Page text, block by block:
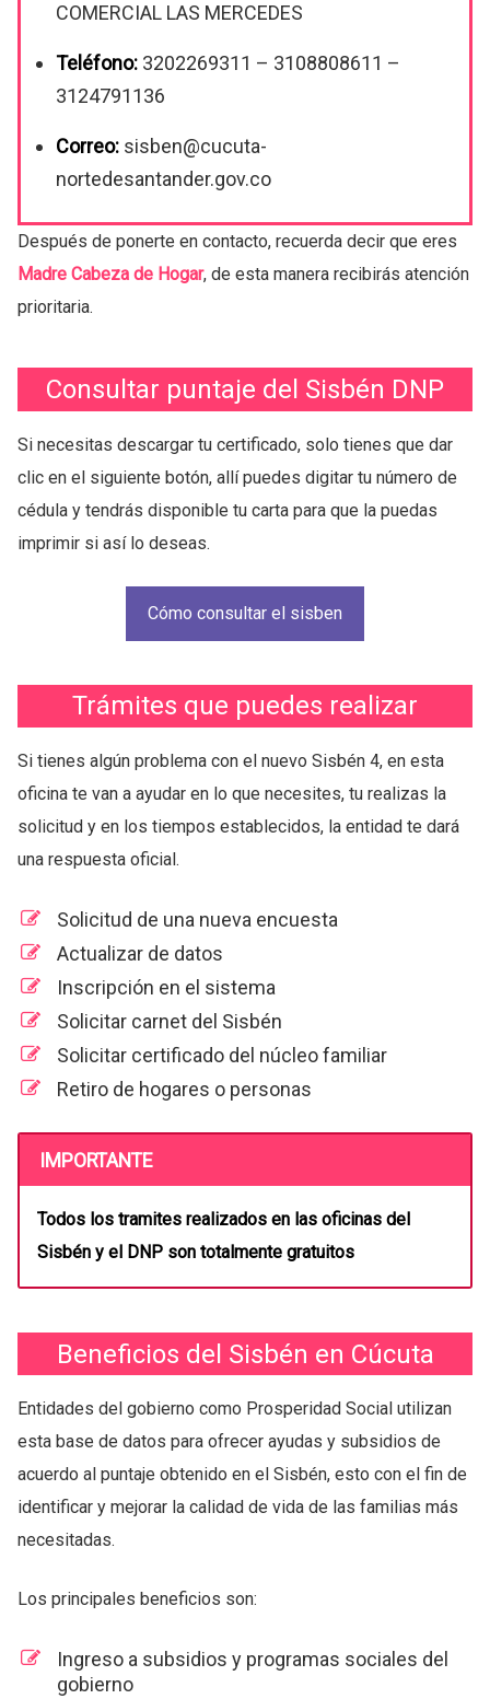
COMERCIAL LAS MERCEDES
Teléfono: 3202269311 – 3108808611 –
3124791136
Correo: sisben@cucuta-
nortedesantander.gov.co
Después de ponerte en contacto, recuerda decir que eres
Madre Cabeza de Hogar, de esta manera recibirás atención
prioritaria.
Consultar puntaje del Sisbén DNP
Si necesitas descargar tu certificado, solo tienes que dar
clic en el siguiente botón, allí puedes digitar tu número de
cédula y tendrás disponible tu carta para que la puedas
imprimir si así lo deseas.
Cómo consultar el sisben
Trámites que puedes realizar
Si tienes algún problema con el nuevo Sisbén 4, en esta
oficina te van a ayudar en lo que necesites, tu realizas la
solicitud y en los tiempos establecidos, la entidad te dará
una respuesta oficial.
Solicitud de una nueva encuesta
Actualizar de datos
Inscripción en el sistema
Solicitar carnet del Sisbén
Solicitar certificado del núcleo familiar
Retiro de hogares o personas
IMPORTANTE
Todos los tramites realizados en las oficinas del
Sisbén y el DNP son totalmente gratuitos
Beneficios del Sisbén en Cúcuta
Entidades del gobierno como Prosperidad Social utilizan
esta base de datos para ofrecer ayudas y subsidios de
acuerdo al puntaje obtenido en el Sisbén, esto con el fin de
identificar y mejorar la calidad de vida de las familias más
necesitadas.
Los principales beneficios son:
Ingreso a subsidios y programas sociales del
gobierno